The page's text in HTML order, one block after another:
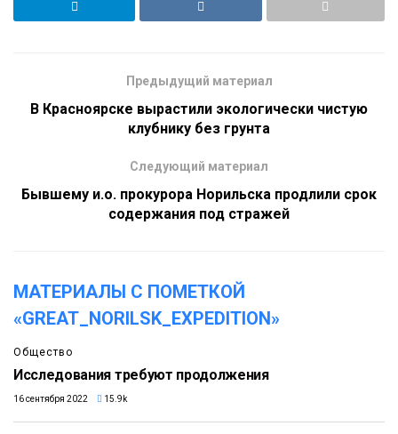
Предыдущий материал
В Красноярске вырастили экологически чистую
клубнику без грунта
Следующий материал
Бывшему и.о. прокурора Норильска продлили срок
содержания под стражей
МАТЕРИАЛЫ С ПОМЕТКОЙ
«GREAT_NORILSK_EXPEDITION»
Общество
Исследования требуют продолжения
16 сентября 2022 15.9k